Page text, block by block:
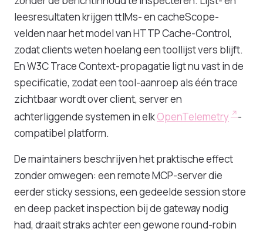
leesresultaten krijgen ttlMs- en cacheScope-
velden naar het model van HTTP Cache-Control,
zodat clients weten hoelang een toollijst vers blijft.
En W3C Trace Context-propagatie ligt nu vast in de
specificatie, zodat een tool-aanroep als één trace
zichtbaar wordt over client, server en
achterliggende systemen in elkOpenTelemetry
-
compatibel platform.
De maintainers beschrijven het praktische effect
zonder omwegen: een remote MCP-server die
eerder sticky sessions, een gedeelde session store
en deep packet inspection bij de gateway nodig
had, draait straks achter een gewone round-robin